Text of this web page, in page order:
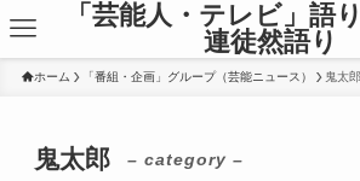
「芸能人・テレビ」語
連徒然語り
ホーム 「番組・企画」グループ（芸能ニュース） 鬼太郎
鬼太郎 – category –